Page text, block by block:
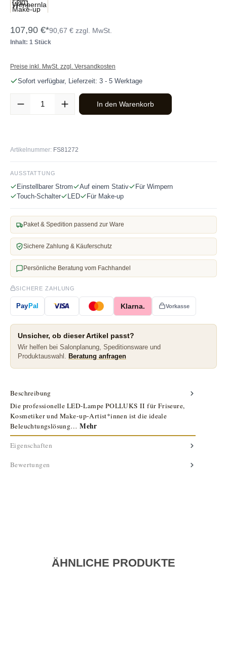
107,90 €*90,67 € zzgl. MwSt.
Inhalt: 1 Stück
Preise inkl. MwSt. zzgl. Versandkosten
Sofort verfügbar, Lieferzeit: 3 - 5 Werktage
Produkt Anzahl: Gib den gewünschten Wert ein oder benutze die
In den Warenkorb
Artikelnummer: FS81272
AUSSTATTUNG
Einstellbarer Strom Auf einem Stativ
Für Wimpern
Touch-Schalter
LED Für Make-up
Paket & Spedition passend zur Ware
Sichere Zahlung & Käuferschutz
Persönliche Beratung vom Fachhandel
SICHERE ZAHLUNG
PayPal Klarna. Vorkasse
Unsicher, ob dieser Artikel passt?
Wir helfen bei Salonplanung, Speditionsware und
Produktauswahl.
Beratung anfragen
Beschreibung
Die professionelle LED-Lampe POLLUKS II für Friseure,
Kosmetiker und Make-up-Artist*innen ist die ideale
Beleuchtungslösung…Mehr
Eigenschaften
Bewertungen
ÄHNLICHE PRODUKTE